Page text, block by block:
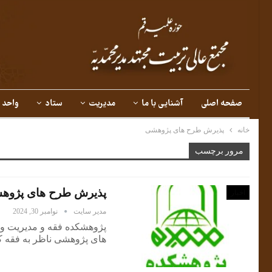
صفحه اصلی آشنایی با ما مدیریت ستاد
خانه پذیرش طرح های پژوهشی
مرور برچسب
پذیرش طرح های
مدیر سایت نوامبر 30, 2024
پژوهشکده فقه و مدیریت
های پژوهشی ناظر به فقه